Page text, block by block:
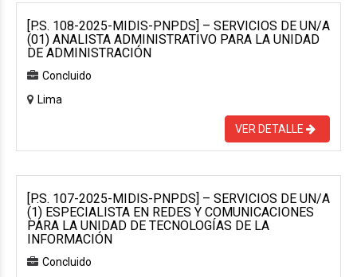
[P.S. 108-2025-MIDIS-PNPDS] – SERVICIOS DE UN/A
(01) ANALISTA ADMINISTRATIVO PARA LA UNIDAD
DE ADMINISTRACIÓN
Concluido
Lima
VER DETALLE
[P.S. 107-2025-MIDIS-PNPDS] – SERVICIOS DE UN/A
(1) ESPECIALISTA EN REDES Y COMUNICACIONES
PARA LA UNIDAD DE TECNOLOGÍAS DE LA
INFORMACIÓN
Concluido